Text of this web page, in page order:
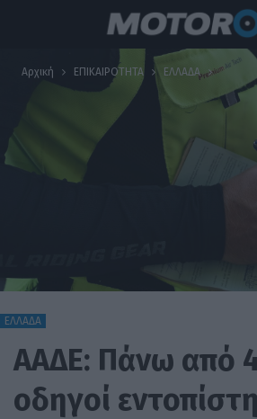
Αρχική ΕΠΙΚΑΙΡΟΤΗΤΑ ΕΛΛΑΔΑ
ΕΛΛΑΔΑ
ΑΑΔΕ: Πάνω από
οδηγοί